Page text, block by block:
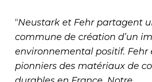
“Neustark et Fehr partagent
commune de création d’un
environnemental positif. Fehr
pionniers des matériaux de